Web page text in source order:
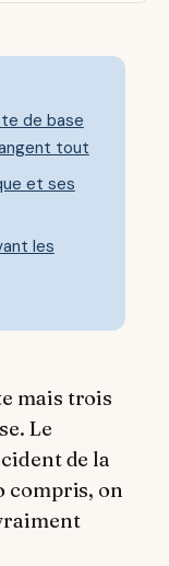
de base
tout
et ses
les
mais trois
Le
de la
compris, on